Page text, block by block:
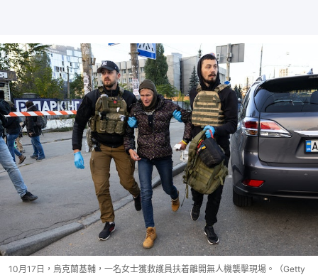
10月17日，烏克蘭基輔，一名女士獲救護員扶着離開無人機襲擊現場。（Getty